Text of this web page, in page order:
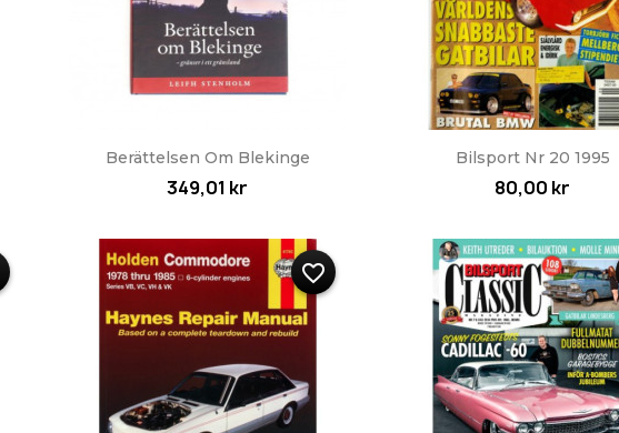
Snabbvy
Berättelsen Om Blekinge
349,01 kr
Snabbvy
Bilsport Nr 20 1995
80,00 kr
favorite_border